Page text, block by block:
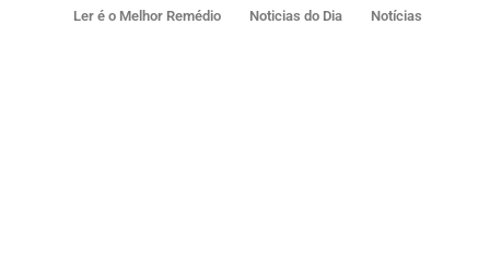
Ler é o Melhor Remédio Noticias do Dia Notícias